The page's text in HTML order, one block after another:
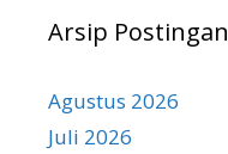
Arsip Postingan
Agustus 2026
Juli 2026